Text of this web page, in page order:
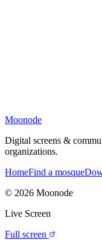
Moonode
Digital screens &
organizations.
HomeFind a mosque
© 2026 Moonode
Live Screen
Full screen